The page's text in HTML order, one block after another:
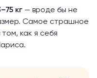
кг — вроде бы не
Самое страшное
как я себя